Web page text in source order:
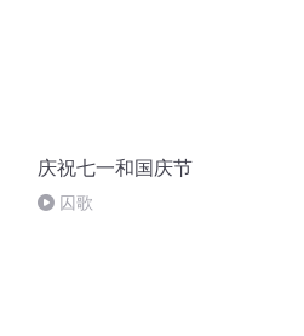
庆祝七一和国庆节
囚歌